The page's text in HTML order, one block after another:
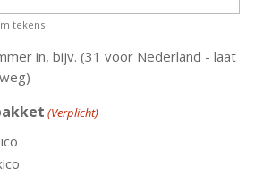
tekens
in, bijv. (31 voor Nederland - laat
(Verplicht)